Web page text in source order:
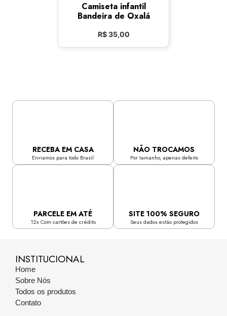
Camiseta infantil
Bandeira de Oxalá
R$35,00
RECEBA EM CASA
Enviamos para todo Brasil
NÃO TROCAMOS
Por tamanho, apenas defeito
PARCELE EM ATÉ
12x Com cartões de crédito
SITE 100% SEGURO
Seus dados estão protegidos
INSTITUCIONAL
Home
Sobre Nós
Todos os produtos
Contato